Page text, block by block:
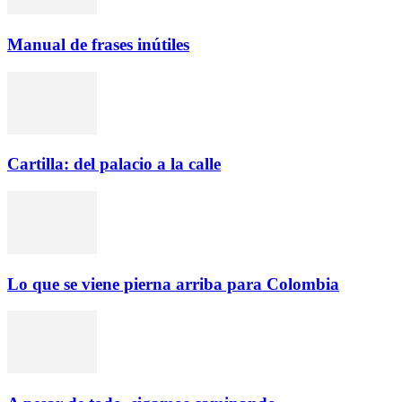
Manual de frases inútiles
Cartilla: del palacio a la calle
Lo que se viene pierna arriba para Colombia